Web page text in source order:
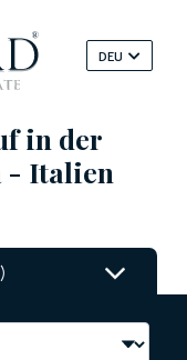
DEU
in der
- Italien